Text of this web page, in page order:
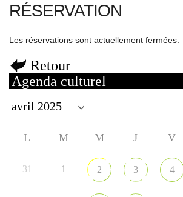
RÉSERVATION
Les réservations sont actuellement fermées.
Retour
Agenda culturel
L M M J V
31 1 2 3 4